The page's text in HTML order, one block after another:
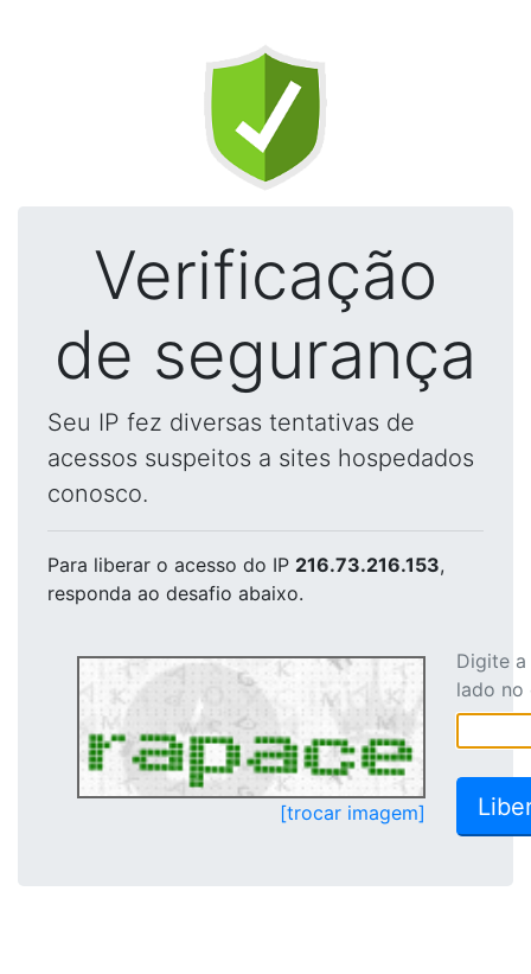
Verificação
de segurança
Seu IP fez diversas tentativas de
acessos suspeitos a sites hospedados
conosco.
Para liberar o acesso do IP 216.73.216.153,
responda ao desafio abaixo.
[trocar imagem]
Digite
lado no